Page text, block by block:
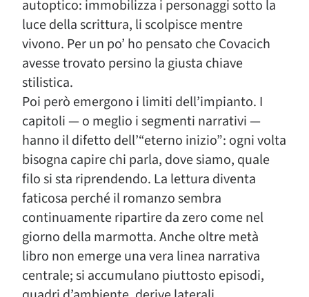
autoptico: immobilizza i personaggi sotto la
luce della scrittura, li scolpisce mentre
vivono. Per un po’ ho pensato che Covacich
avesse trovato persino la giusta chiave
stilistica.
Poi però emergono i limiti dell’impianto. I
capitoli — o meglio i segmenti narrativi —
hanno il difetto dell’“eterno inizio”: ogni volta
bisogna capire chi parla, dove siamo, quale
filo si sta riprendendo. La lettura diventa
faticosa perché il romanzo sembra
continuamente ripartire da zero come nel
giorno della marmotta. Anche oltre metà
libro non emerge una vera linea narrativa
centrale; si accumulano piuttosto episodi,